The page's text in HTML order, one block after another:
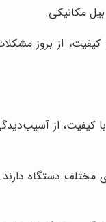
از بروز
کیفیت، از
دستگاه